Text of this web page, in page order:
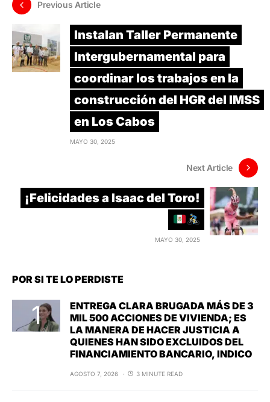
Previous Article
Instalan Taller Permanente
Intergubernamental para
coordinar los trabajos en la
construcción del HGR del IMSS
en Los Cabos
MAYO 30, 2025
Next Article
¡Felicidades a Isaac del Toro!
MAYO 30, 2025
POR SI TE LO PERDISTE
ENTREGA CLARA BRUGADA MÁS DE 3
MIL 500 ACCIONES DE VIVIENDA; ES
LA MANERA DE HACER JUSTICIA A
QUIENES HAN SIDO EXCLUIDOS DEL
FINANCIAMIENTO BANCARIO, INDICO
AGOSTO 7, 2026 3 MINUTE READ